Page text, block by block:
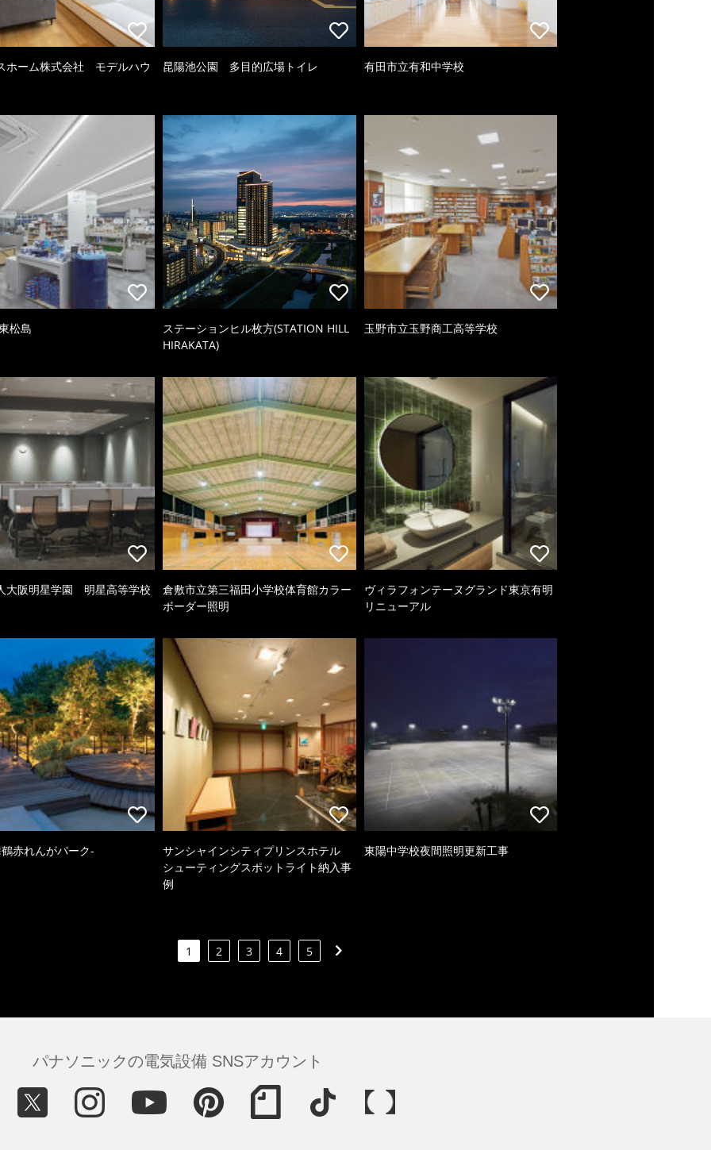
ホーム株式会社 モデルハウ 昆陽池公園 多目的広場トイレ 有田市立有和中学校
松島
ステーションヒル枚方(STATION HILL
HIRAKATA)
玉野市立玉野商工高等学校
大阪明星学園 明星高等学校
倉敷市立第三福田小学校体育館カラー
ボーダー照明
ヴィラフォンテーヌグランド東京有明
リニューアル
赤れんがパーク-
サンシャインシティプリンスホテル
シューティングスポットライト納入事
例
東陽中学校夜間照明更新工事
1 2 3 4 5
パナソニックの電気設備 SNSアカウント